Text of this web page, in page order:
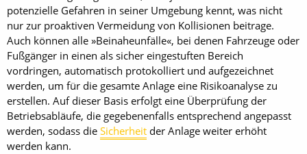
potenzielle Gefahren in seiner Umgebung kennt, was nicht
nur zur proaktiven Vermeidung von Kollisionen beitrage.
Auch können alle »Beinaheunfälle«, bei denen Fahrzeuge oder
Fußgänger in einen als sicher eingestuften Bereich
vordringen, automatisch protokolliert und aufgezeichnet
werden, um für die gesamte Anlage eine Risikoanalyse zu
erstellen. Auf dieser Basis erfolgt eine Überprüfung der
Betriebsabläufe, die gegebenenfalls entsprechend angepasst
werden, sodass die Sicherheit der Anlage weiter erhöht
werden kann.